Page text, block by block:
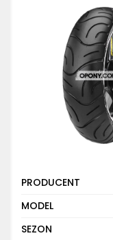
PRODUCENT
MODEL
SEZON